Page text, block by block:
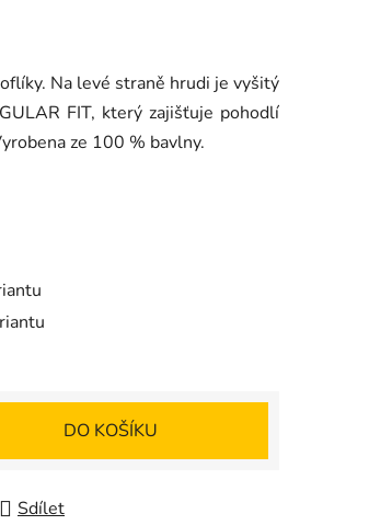
Na levé straně hrudi je vyšitý
FIT, který zajišťuje pohodlí
ze 100 % bavlny.
DO KOŠÍKU
Sdílet